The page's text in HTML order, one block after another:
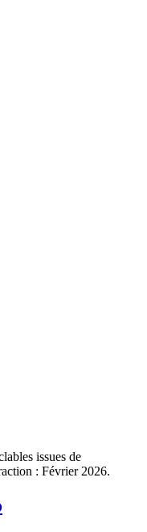
issues de
: Février 2026.